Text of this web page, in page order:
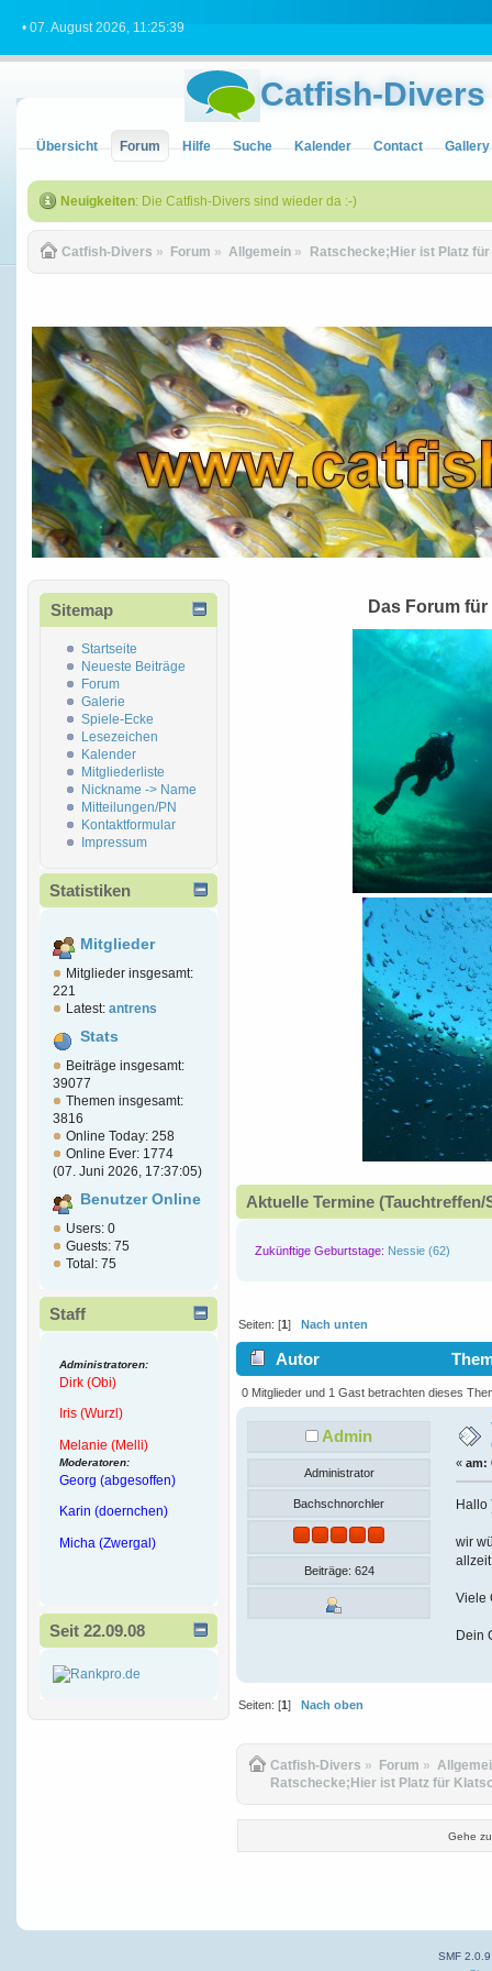
• 07. August 2026, 11:25:39
Catfish-Divers
Übersicht Forum Hilfe Suche Kalender Contact Gallery
Neuigkeiten: Die Catfish-Divers sind wieder da :-)
Catfish-Divers » Forum » Allgemein » Ratschecke;Hier ist Platz
Sitemap
Startseite
Neueste Beiträge
Forum
Galerie
Spiele-Ecke
Lesezeichen
Kalender
Mitgliederliste
Nickname -> Name
Mitteilungen/PN
Kontaktformular
Impressum
Statistiken
Mitglieder
Mitglieder insgesamt:
221
Latest: antrens
Stats
Beiträge insgesamt:
39077
Themen insgesamt:
3816
Online Today: 258
Online Ever: 1774
(07. Juni 2026, 17:37:05)
Benutzer Online
Users: 0
Guests: 75
Total: 75
Staff
Administratoren:
Dirk (Obi)
Iris (Wurzl)
Melanie (Melli)
Moderatoren:
Georg (abgesoffen)
Karin (doernchen)
Micha (Zwergal)
Seit 22.09.08
Das Forum
Aktuelle Termine
Zukünftige Geburtstage: Nessie (62)
Seiten: [1]Nach unten
Autor
(Gelesen 5155 mal)
0 Mitglieder und 1 Gast betrachten dieses
Admin
Administrator
Bachschnorchler
Beiträge: 624
« am:
Hallo
wir
Viele
Dein
Seiten: [1] Nach oben
Catfish-Divers » Forum »
Ratschecke;Hier ist Platz für
Gehe
SMF 2.0.9